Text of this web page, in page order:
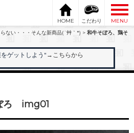
HOME こだわり
MENU
ない・・・そんな新商品(´艸｀*) > 和牛そぼろ、鶏そ
ゲットしよう" →こちらから
ろ img01